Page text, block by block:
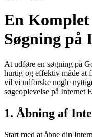
En
Søgning på
At udføre en søgning på
hurtig og effektiv måde at
vil vi udforske nogle
søgeoplevelse på Internet
1. Åbning af
Start med at åbne din